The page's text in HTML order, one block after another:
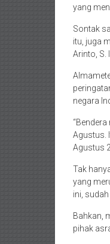
yang
Sontak
itu, juga
Arinto, S.
negara
Agustus.
Agustus
Tak
yang
ini,
Bahkan,
pihak